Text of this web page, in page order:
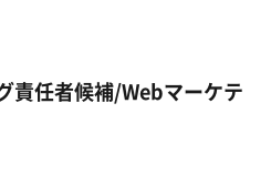
責任者候補/Webマーケテ